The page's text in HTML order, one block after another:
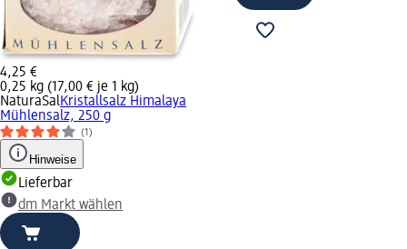
4,25 €
0,25 kg (17,00 € je 1 kg)
NaturaSalKristallsalz Himalaya
Mühlensalz, 250 g
(1)
Hinweise
Lieferbar
dm Markt wählen